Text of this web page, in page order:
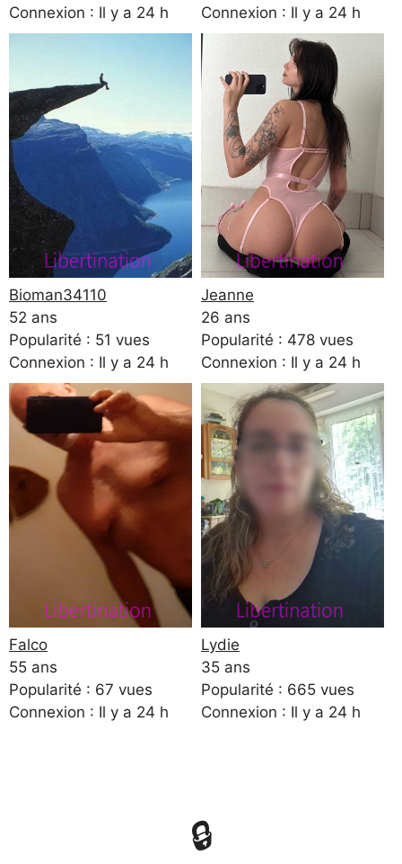
Connexion : Il y a 24 h
Connexion : Il y a 24 h
Bioman34110
52 ans
Popularité : 51 vues
Connexion : Il y a 24 h
Jeanne
26 ans
Popularité : 478 vues
Connexion : Il y a 24 h
Falco
55 ans
Popularité : 67 vues
Connexion : Il y a 24 h
Lydie
35 ans
Popularité : 665 vues
Connexion : Il y a 24 h
🔒